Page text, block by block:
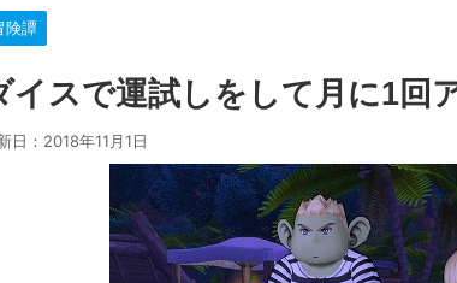
険譚
イスで運試しをして月に1回
日： 2018年11月1日